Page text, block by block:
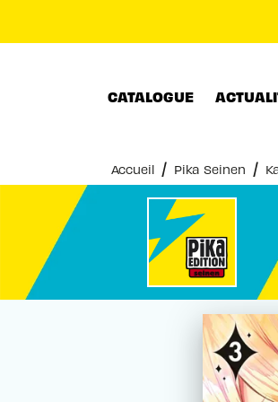
CATALOGUE
Accueil / Pika Seinen /